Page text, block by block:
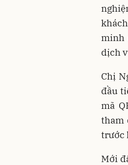
minh
dịch
Chị
đầu
mã
tham
trước
Mới